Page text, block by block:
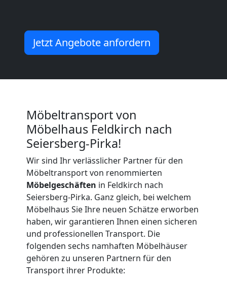
Jetzt Angebote anfordern
Möbeltransport von
Möbelhaus Feldkirch nach
Seiersberg-Pirka!
Wir sind Ihr verlässlicher Partner für den
Möbeltransport von renommierten
Möbelgeschäften in Feldkirch nach
Seiersberg-Pirka. Ganz gleich, bei welchem
Möbelhaus Sie Ihre neuen Schätze erworben
haben, wir garantieren Ihnen einen sicheren
und professionellen Transport. Die
folgenden sechs namhaften Möbelhäuser
gehören zu unseren Partnern für den
Transport ihrer Produkte:
Umzug